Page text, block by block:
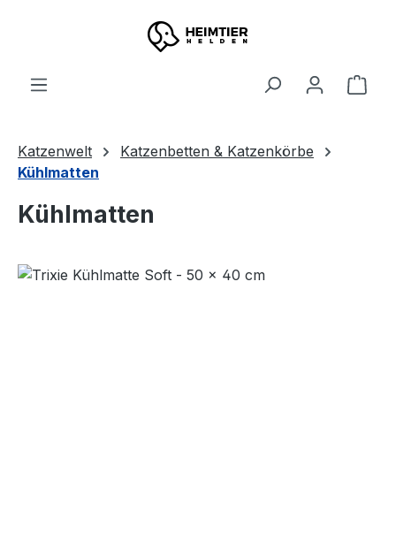
Zum Hauptinhalt springen
Katzenwelt
Katzenbetten & Katzenkörbe
Kühlmatten
Kühlmatten